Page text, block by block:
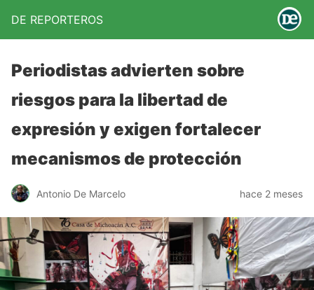
DE REPORTEROS
Periodistas advierten sobre
riesgos para la libertad de
expresión y exigen fortalecer
mecanismos de protección
Antonio De Marcelo hace 2 meses